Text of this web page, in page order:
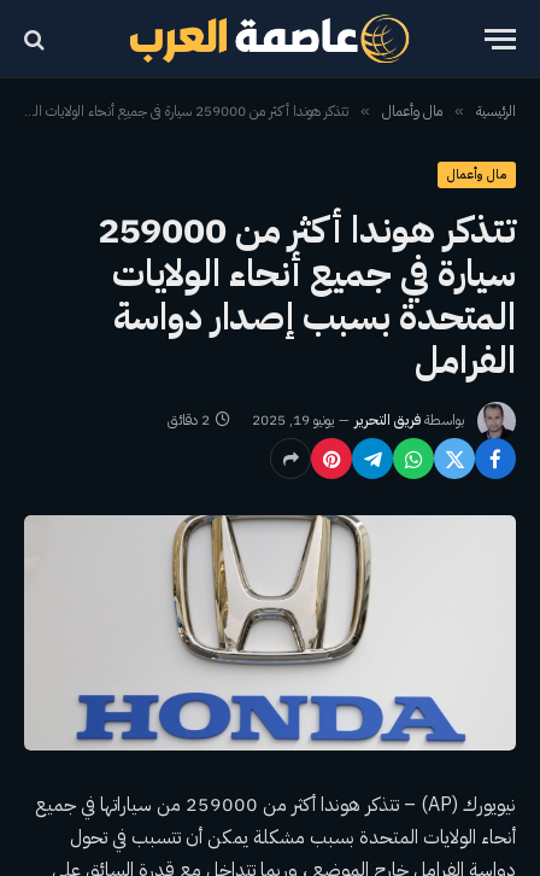
الرئيسية » مال وأعمال » تتذكر هوندا أكثر من 259000 سيارة في جميع أنحاء الولايات المتحدة بسبب إصدار دواسة الفرامل
مال وأعمال
تتذكر هوندا أكثر من 259000
سيارة في جميع أنحاء الولايات
المتحدة بسبب إصدار دواسة
الفرامل
بواسطةفريق التحرير يونيو 19, 2025 2 دقائق
نيويورك (AP) – تتذكر هوندا أكثر من 259000 من سياراتها في جميع
أنحاء الولايات المتحدة بسبب مشكلة يمكن أن تتسبب في تحول
دواسة الفرامل خارج الموضع ، وربما تتداخل مع قدرة السائق على